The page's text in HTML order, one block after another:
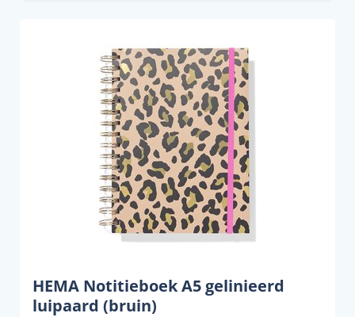
HEMA Notitieboek A5 gelinieerd
luipaard (bruin)